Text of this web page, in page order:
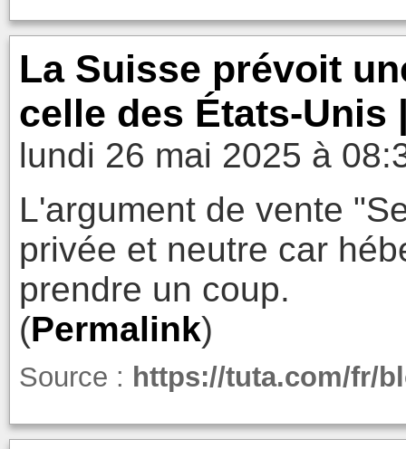
La Suisse prévoit
celle des États-Unis
lundi 26 mai 2025 à
L'argument de vente
privée et neutre car
prendre un coup.
(Permalink)
Source : https://tuta.com/fr/